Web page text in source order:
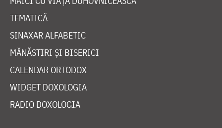
TEMATICĂ
SINAXAR ALFABETIC
MĂNĂSTIRI ȘI BISERICI
CALENDAR ORTODOX
WIDGET DOXOLOGIA
RADIO DOXOLOGIA